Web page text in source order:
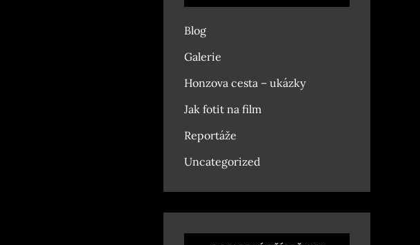
Blog
Galerie
Honzova cesta – ukázky
Jak fotit na film
Reportáže
Uncategorized